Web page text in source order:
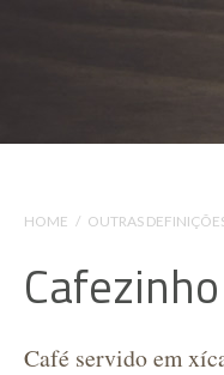
HOME / OUTRAS
Cafezinho
Café servido em